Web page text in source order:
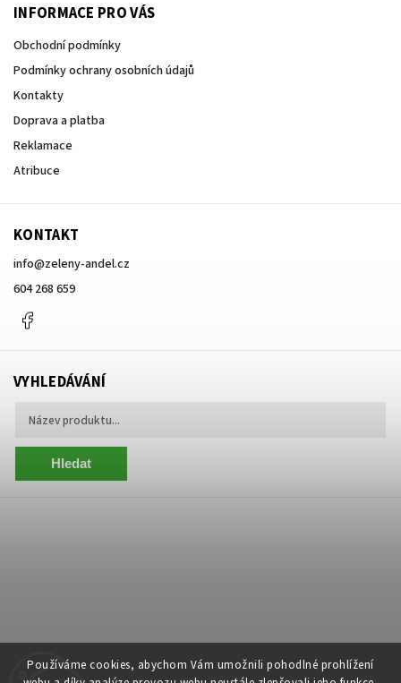
Používáme cookies, abychom Vám umožnili pohodlné prohlížení
INFORMACE PRO VÁS
Obchodní podmínky
Podmínky ochrany osobních údajů
Kontakty
Doprava a platba
Reklamace
Atribuce
KONTAKT
info@zeleny-andel.cz
604 268 659
VYHLEDÁVÁNÍ
Hledat